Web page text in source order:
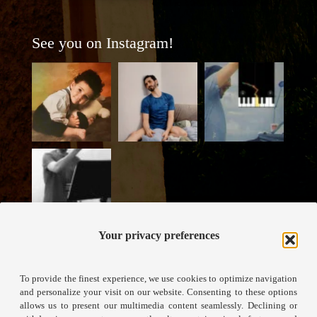
Your privacy preferences
To provide the finest experience, we use cookies to optimize navigation
and personalize your visit on our website. Consenting to these options
allows us to present our multimedia content seamlessly. Declining or
See you on Instagram!